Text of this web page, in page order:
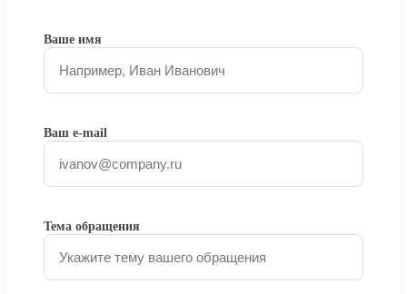
Ваше имя
Ваш e-mail
Тема обращения